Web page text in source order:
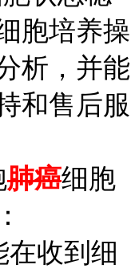
胞培养操
析，并能
和售后服
肺癌细胞
在收到细